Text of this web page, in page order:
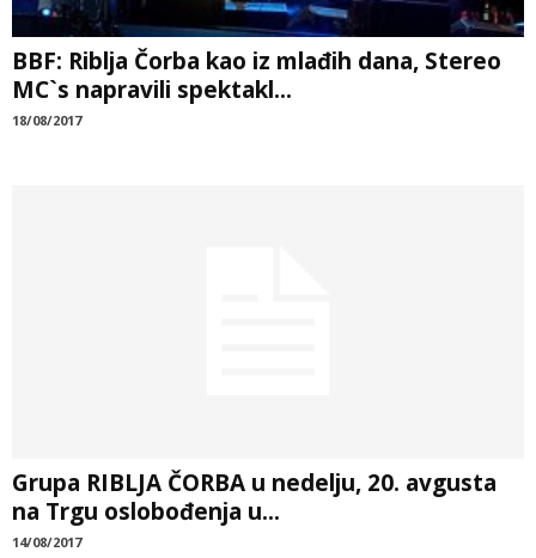
BBF: Riblja Čorba kao iz mlađih dana, Stereo
MC`s napravili spektakl...
18/08/2017
Grupa RIBLJA ČORBA u nedelju, 20. avgusta
na Trgu oslobođenja u...
14/08/2017